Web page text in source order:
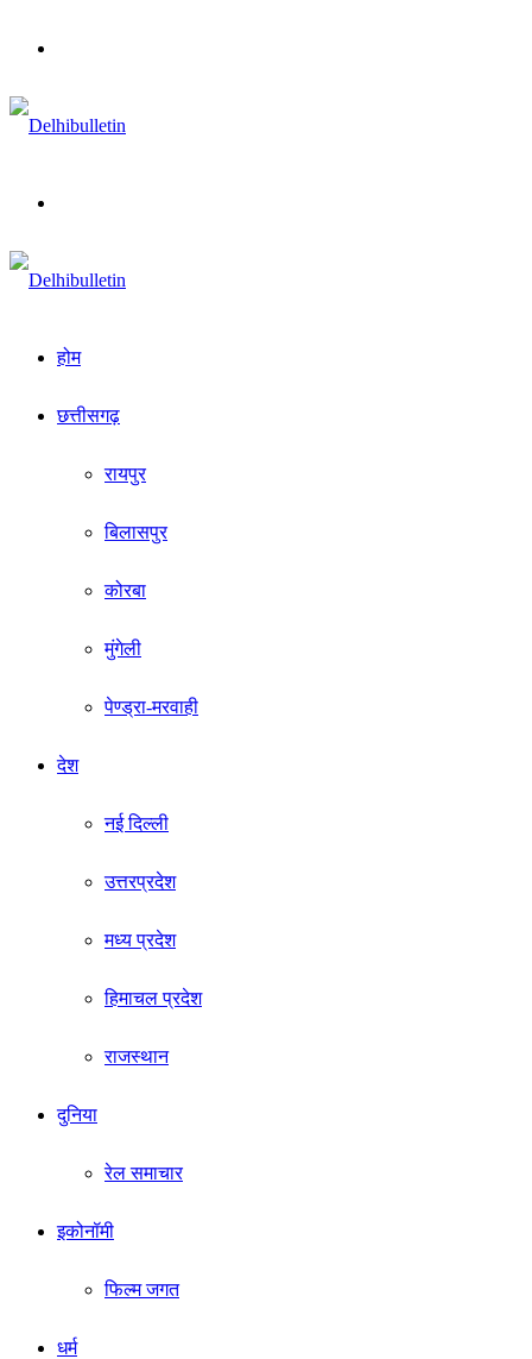
होम
छत्तीसगढ़
रायपुर
बिलासपुर
कोरबा
मुंगेली
पेण्ड्रा-मरवाही
देश
नई दिल्ली
उत्तरप्रदेश
मध्य प्रदेश
हिमाचल प्रदेश
राजस्थान
दुनिया
रेल समाचार
इकोनॉमी
फिल्म जगत
धर्म